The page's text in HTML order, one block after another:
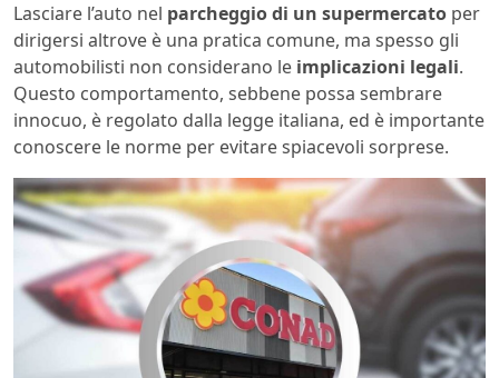
Lasciare l’auto nel parcheggio di un supermercato per
dirigersi altrove è una pratica comune, ma spesso gli
automobilisti non considerano le implicazioni legali.
Questo comportamento, sebbene possa sembrare
innocuo, è regolato dalla legge italiana, ed è importante
conoscere le norme per evitare spiacevoli sorprese.